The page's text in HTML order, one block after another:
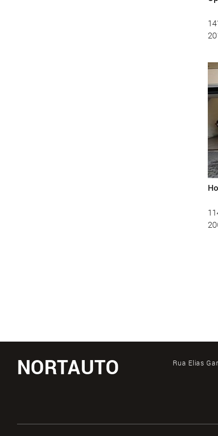
NORTAUTO Rua Elias